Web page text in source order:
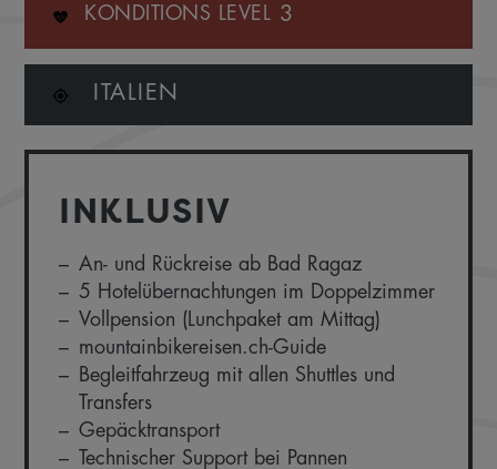
KONDITIONS LEVEL 3
ITALIEN
INKLUSIV
An- und Rückreise ab Bad Ragaz
5 Hotelübernachtungen im Doppelzimmer
Vollpension (Lunchpaket am Mittag)
mountainbikereisen.ch-Guide
Begleitfahrzeug mit allen Shuttles und
Transfers
Gepäcktransport
Technischer Support bei Pannen